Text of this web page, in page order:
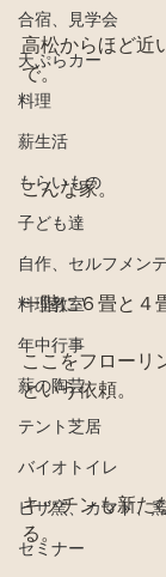
合宿、見学会
天ぷらカー
料理
薪生活
もらいもの
子ども達
自作、セルフメン
料理教室
年中行事
薪の陶芸
テント芝居
バイオトイレ
ピザ窯、カマド、
セミナー
高松からほど近
で。
こんな家。
一階に６畳と４
ここをフローリ
という依頼。
キッチンも新た
る。